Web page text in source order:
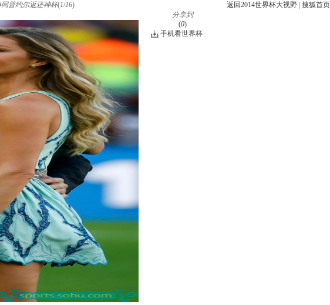
返回2014世界杯大视野 搜狐首页
普约尔返还神杯(1/16)
分享到
(0)
手机看世界杯